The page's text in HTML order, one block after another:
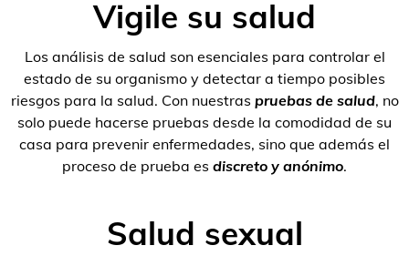
Vigile su salud
Los análisis de salud son esenciales para controlar el
estado de su organismo y detectar a tiempo posibles
riesgos para la salud. Con nuestras pruebas de salud, no
solo puede hacerse pruebas desde la comodidad de su
casa para prevenir enfermedades, sino que además el
proceso de prueba es discreto y anónimo.
Salud sexual